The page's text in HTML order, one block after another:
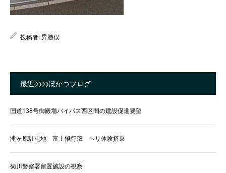
投稿者:昇勝俣
最近ののぼかつブログ
国道138号御殿場バイパス西区間の建設促進要望
滝ヶ原駐屯地 富士飛行班 ヘリ体験搭乗
菊川警察署留置施設の視察